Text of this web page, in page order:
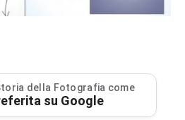
della Fotografia come
su Google